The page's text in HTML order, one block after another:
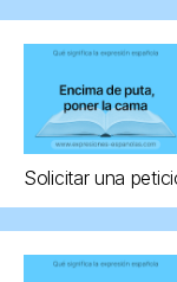
Solicitar una